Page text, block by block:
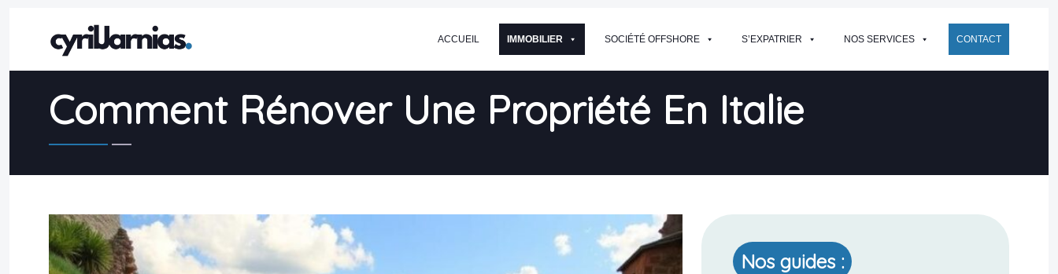
ACCUEIL IMMOBILIER SOCIÉTÉ OFFSHORE S’EXPATRIER NOS SERVICES CONTACT
Comment Rénover Une Propriété En Italie
Nos guides :